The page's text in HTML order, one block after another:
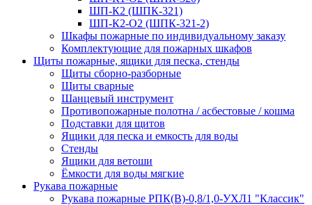
ШП-К2 (ШПК-321)
ШП-К2-О2 (ШПК-321-2)
Шкафы пожарные по индивидуальному заказу
Комплектующие для пожарных шкафов
Щиты пожарные, ящики для песка, стенды
Щиты сборно-разборные
Щиты сварные
Шанцевый инструмент
Противопожарные полотна / асбестовые / кошма
Подставки для щитов
Ящики для песка и емкость для воды
Стенды
Ящики для ветоши
Ёмкости для воды мягкие
Рукава пожарные
Рукава пожарные РПК(В)-0,8/1,0-УХЛ1 "Классик"